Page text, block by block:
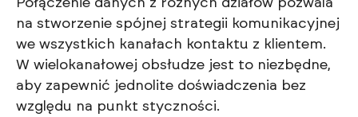
Połączenie danych z różnych działów pozwala
na stworzenie spójnej strategii komunikacyjnej
we wszystkich kanałach kontaktu z klientem.
W wielokanałowej obsłudze jest to niezbędne,
aby zapewnić jednolite doświadczenia bez
względu na punkt styczności.